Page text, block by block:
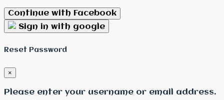
Continue with Facebook
Sign in with google
Reset Password
×
Please enter your username or email address.